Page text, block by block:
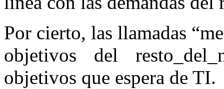
Por cierto, las llamadas
objetivos del
objetivos que espera de TI.